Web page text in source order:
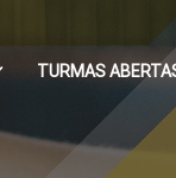
TURMAS